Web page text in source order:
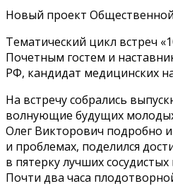
Новый проект
Тематический цикл встреч
Почетным гостем и
РФ, кандидат медицинских
На встречу собрались
волнующие будущих молодых
Олег Викторович подробно
и проблемах, поделился
в пятерку лучших
Почти два часа